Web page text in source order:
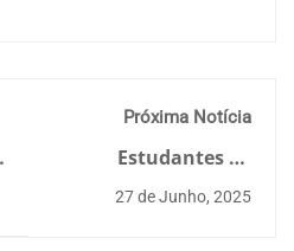
Próxima Notícia
Estudantes de
Engenharia Civil da
UMinho Recebem
27 de Junho, 2025